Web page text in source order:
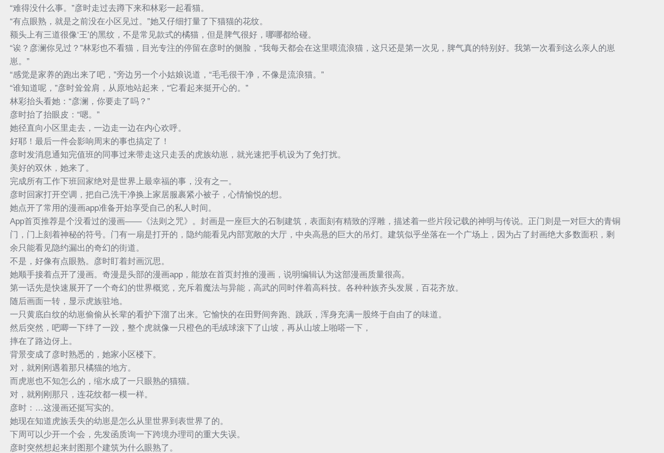
“难得没什么事。”彦时走过去蹲下来和林彩一起看猫。
“有点眼熟，就是之前没在小区见过。”她又仔细打量了下猫猫的花纹。
额头上有三道很像‘王’的黑纹，不是常见款式的橘猫，但是脾气很好，哪哪都给碰。
“诶？彦澜你见过？”林彩也不看猫，目光专注的停留在彦时的侧脸，“我每天都会在这里喂流浪猫，这只还是第一次见，脾气真的特别好。我第一次看到这么亲人的崽
崽。”
“感觉是家养的跑出来了吧，”旁边另一个小姑娘说道，“毛毛很干净，不像是流浪猫。”
“谁知道呢，”彦时耸耸肩，从原地站起来，“它看起来挺开心的。”
林彩抬头看她：“彦澜，你要走了吗？”
彦时抬了抬眼皮：“嗯。”
她径直向小区里走去，一边走一边在内心欢呼。
好耶！最后一件会影响周末的事也搞定了！
彦时发消息通知完值班的同事过来带走这只走丢的虎族幼崽，就光速把手机设为了免打扰。
美好的双休，她来了。
完成所有工作下班回家绝对是世界上最幸福的事，没有之一。
彦时回家打开空调，把自己洗干净换上家居服裹紧小被子，心情愉悦的想。
她点开了常用的漫画app准备开始享受自己的私人时间。
App首页推荐是个没看过的漫画——《法则之咒》。封画是一座巨大的石制建筑，表面刻有精致的浮雕，描述着一些片段记载的神明与传说。正门则是一对巨大的青铜
门，门上刻着神秘的符号。门有一扇是打开的，隐约能看见内部宽敞的大厅，中央高悬的巨大的吊灯。建筑似乎坐落在一个广场上，因为占了封画绝大多数面积，剩
余只能看见隐约漏出的奇幻的街道。
不是，好像有点眼熟。彦时盯着封画沉思。
她顺手接着点开了漫画。奇漫是头部的漫画app，能放在首页封推的漫画，说明编辑认为这部漫画质量很高。
第一话先是快速展开了一个奇幻的世界概览，充斥着魔法与异能，高武的同时伴着高科技。各种种族齐头发展，百花齐放。
随后画面一转，显示虎族驻地。
一只黄底白纹的幼崽偷偷从长辈的看护下溜了出来。它愉快的在田野间奔跑、跳跃，浑身充满一股终于自由了的味道。
然后突然，吧唧一下绊了一跤，整个虎就像一只橙色的毛绒球滚下了山坡，再从山坡上啪嗒一下，
摔在了路边伢上。
背景变成了彦时熟悉的，她家小区楼下。
对，就刚刚遇着那只橘猫的地方。
而虎崽也不知怎么的，缩水成了一只眼熟的猫猫。
对，就刚刚那只，连花纹都一模一样。
彦时：…这漫画还挺写实的。
她现在知道虎族丢失的幼崽是怎么从里世界到表世界了的。
下周可以少开一个会，先发函质询一下跨境办理司的重大失误。
彦时突然想起来封图那个建筑为什么眼熟了。